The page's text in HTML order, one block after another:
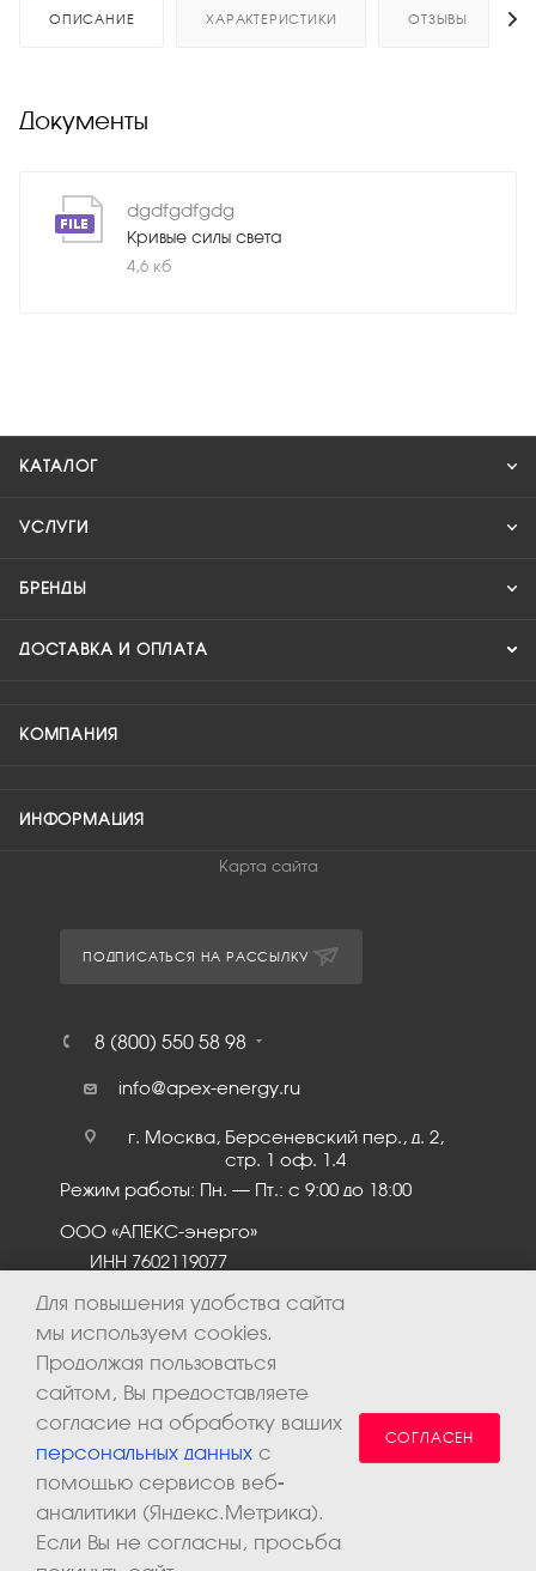
ОПИСАНИЕ ХАРАКТЕРИСТИКИ ОТЗЫВЫ
Документы
dgdfgdfgdg
Кривые силы света
4,6 кб
КАТАЛОГ
УСЛУГИ
БРЕНДЫ
ДОСТАВКА И ОПЛАТА
КОМПАНИЯ
ИНФОРМАЦИЯ
Карта сайта
ПОДПИСАТЬСЯ НА РАССЫЛКУ
8 (800) 550 58 98
info@apex-energy.ru
г. Москва, Берсеневский пер., д. 2,
стр. 1 оф. 1.4
Режим работы: Пн. – Пт.: с 9:00 до 18:00
ООО «АПЕКС-энерго»
ИНН 7602119077
2026 © ООО «Апекс-энерго». Все права защищены.
Для повышения удобства сайта
мы используем cookies.
Продолжая пользоваться
сайтом, Вы предоставляете
согласие на обработку ваших
персональных данных с
помощью сервисов веб-
аналитики (Яндекс.Метрика).
Если Вы не согласны, просьба
СОГЛАСЕН